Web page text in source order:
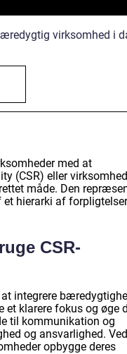
virksomhed i
med at
(CSR) eller
måde. Den
hierarki af
CSR-
integrere
et klarere fokus og øge
til kommunikation og
og ansvarlighed.
opbygge deres